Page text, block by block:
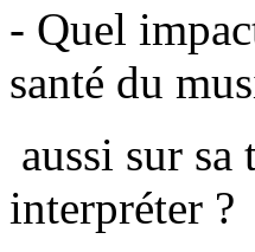
- Quel
santé du
aussi sur sa
interpréter ?